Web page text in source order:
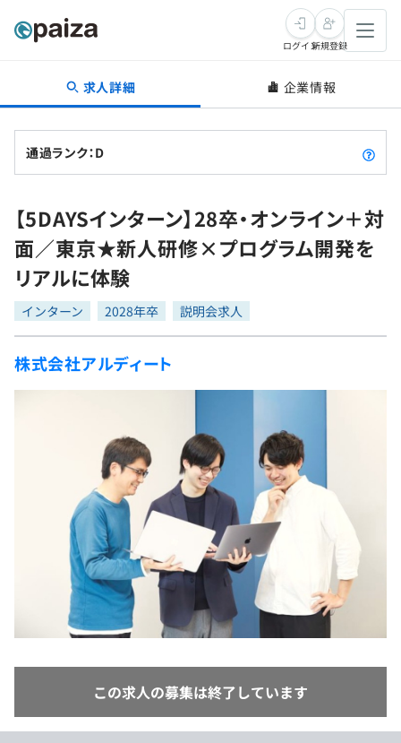
転職・キャリア
転職成功ガイド
転職エージェント
インタビュー
転職成功ガイド
新卒就活
求人検索
本選考
インターン
新卒エージェント
就活成功ガイド
学習
問題集
4択課題
個人向けプラン
法人向けプラン
学校向けプラン
プログラミング言語
再チャレンジ結果一覧
ゲーム・マンガ
Tech Team Journal
paizaとは？
ログイン新規登録
求人詳細 企業情報
通過ランク：D
【5DAYSインターン】28卒・オンライン＋対
面／東京★新人研修×プログラム開発を
リアルに体験
インターン 2028年卒 説明会求人
株式会社アルディート
この求人の募集は終了しています